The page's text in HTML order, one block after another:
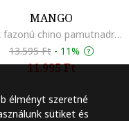
élményt szeretné
sütiket és
MANGO
Szűk fazonú chino pamutnadrág, Tengerészkék
13.595 Ft - 11%
11.995 Ft
Szöveg méretének